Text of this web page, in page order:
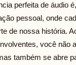
perfeita de áudio
pessoal, onde
de nossa história.
você não
também se abre